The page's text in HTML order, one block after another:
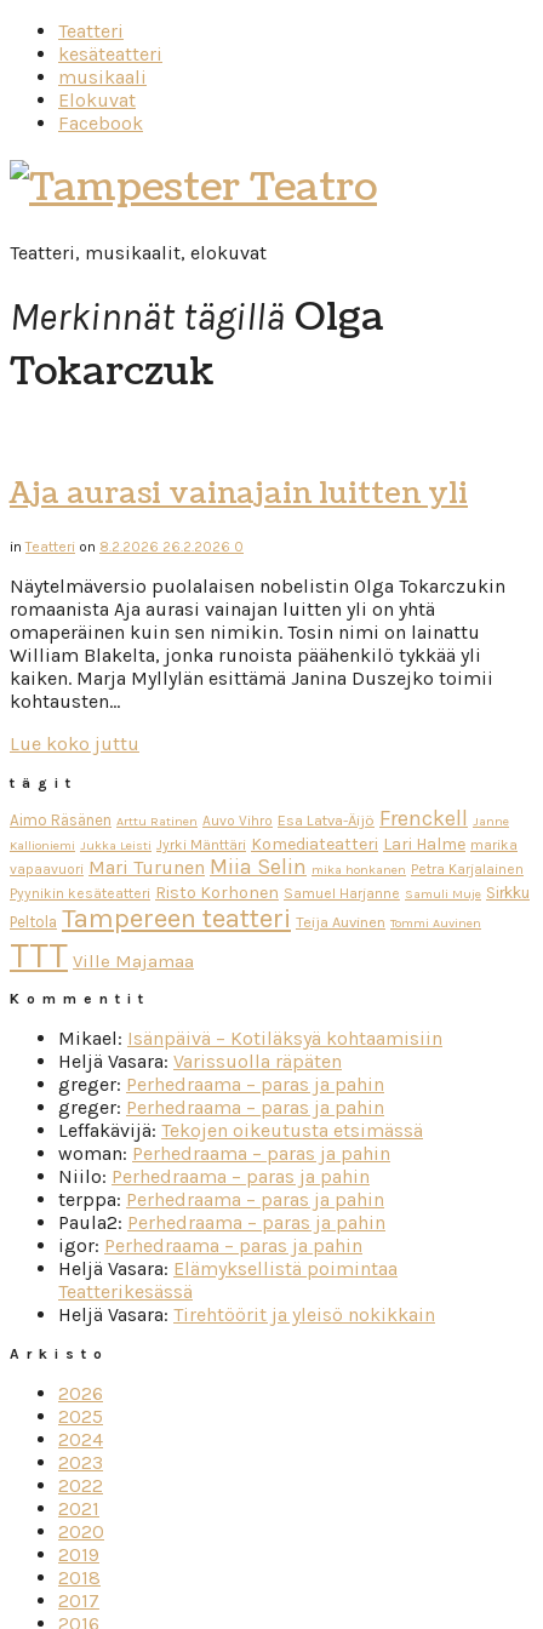
Teatteri
kesäteatteri
musikaali
Elokuvat
Facebook
Tampester
Teatro
Teatteri, musikaalit, elokuvat
Merkinnät tägillä Olga
Tokarczuk
Aja aurasi vainajain luitten yli
inTeatteri on 8.2.2026 26.2.2026 0
Näytelmäversio puolalaisen nobelistin Olga Tokarczukin
romaanista Aja aurasi vainajan luitten yli on yhtä
omaperäinen kuin sen nimikin. Tosin nimi on lainattu
William Blakelta, jonka runoista päähenkilö tykkää yli
kaiken. Marja Myllylän esittämä Janina Duszejko toimii
kohtausten…
Lue koko juttu
tägit
Aimo Räsänen Arttu Ratinen Auvo Vihro Esa Latva-Äijö Frenckell
Janne
Kallioniemi
Jukka Leisti Jyrki Mänttäri Komediateatteri Lari Halme marika
vapaavuori Mari Turunen Miia Selin mika honkanen Petra Karjalainen
Pyynikin kesäteatteri Risto Korhonen Samuel Harjanne Samuli Muje Sirkku
Peltola Tampereen teatteri Teija Auvinen Tommi Auvinen
TTT Ville Majamaa
Kommentit
Mikael: Isänpäivä – Kotiläksyä kohtaamisiin
Heljä Vasara: Varissuolla räpäten
greger: Perhedraama – paras ja pahin
greger: Perhedraama – paras ja pahin
Leffakävijä: Tekojen oikeutusta etsimässä
woman: Perhedraama – paras ja pahin
Niilo: Perhedraama – paras ja pahin
terppa: Perhedraama – paras ja pahin
Paula2: Perhedraama – paras ja pahin
igor: Perhedraama – paras ja pahin
Heljä Vasara: Elämyksellistä poimintaa
Teatterikesässä
Heljä Vasara: Tirehtöörit ja yleisö nokikkain
Arkisto
2026
2025
2024
2023
2022
2021
2020
2019
2018
2017
2016